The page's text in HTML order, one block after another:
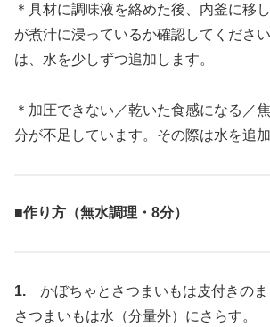
＊具材に調味液を絡めた後、内釜に移
が煮汁に浸っているか確認してくださ
は、水を少しずつ追加します。
＊加圧できない／乾いた食感になる／
分が不足しています。その際は水を追
■作り方（無水調理・8分）
1. かぼちゃとさつまいもは皮付きのま
さつまいもは水（分量外）にさらす。